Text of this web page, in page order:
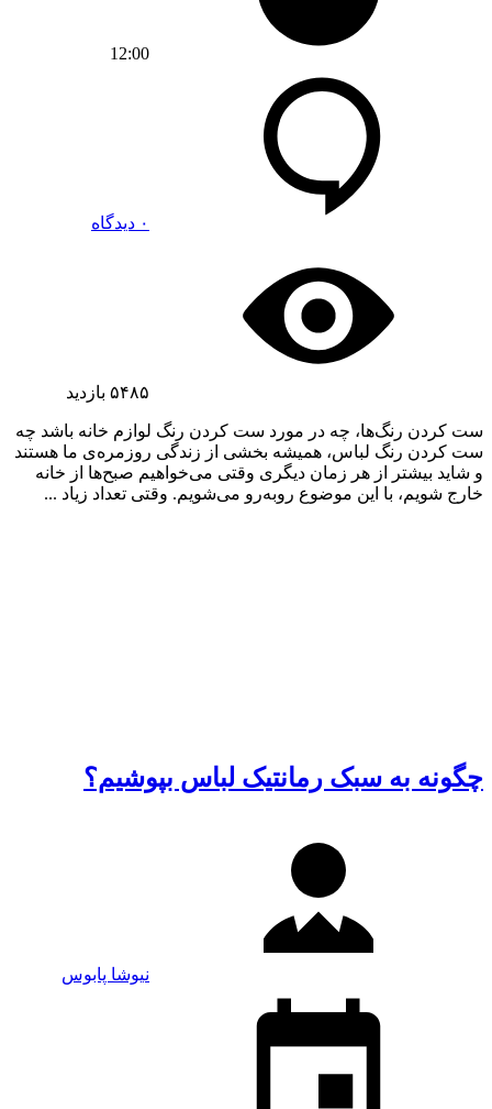
12:00
۰ دیدگاه
۵۴۸۵ بازدید
ست کردن رنگ‌ها، چه در مورد ست کردن رنگ لوازم خانه باشد چه
ست کردن رنگ لباس، همیشه بخشی از زندگی روزمره‌ی ما هستند
و شاید بیشتر از هر زمان دیگری وقتی می‌خواهیم صبح‌ها از خانه
خارج شویم، با این موضوع روبه‌رو می‌شویم. وقتی تعداد زیاد ...
چگونه به سبک رمانتیک لباس بپوشیم؟
نیوشا پابوس